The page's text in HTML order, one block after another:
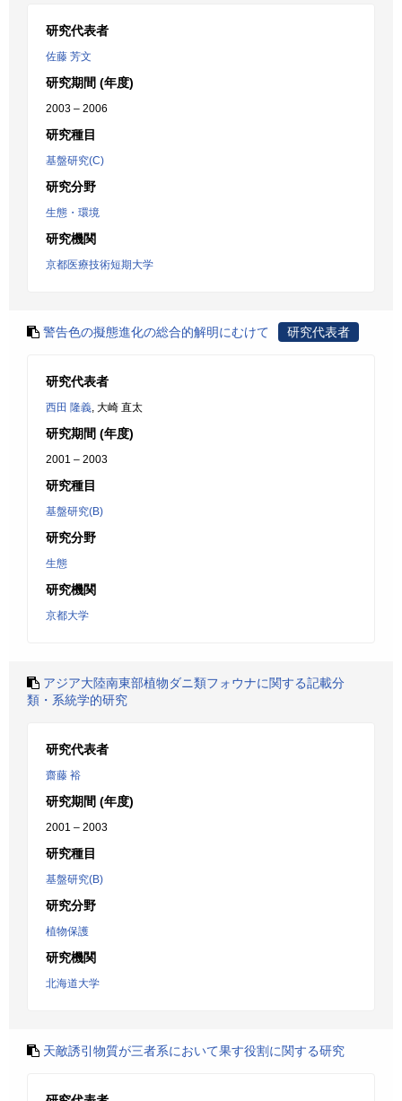
研究代表者
佐藤 芳文
研究期間 (年度)
2003 – 2006
研究種目
基盤研究(C)
研究分野
生態・環境
研究機関
京都医療技術短期大学
警告色の擬態進化の総合的解明にむけて 研究代表者
研究代表者
西田 隆義, 大崎 直太
研究期間 (年度)
2001 – 2003
研究種目
基盤研究(B)
研究分野
生態
研究機関
京都大学
アジア大陸南東部植物ダニ類フォウナに関する記載分
類・系統学的研究
研究代表者
齋藤 裕
研究期間 (年度)
2001 – 2003
研究種目
基盤研究(B)
研究分野
植物保護
研究機関
北海道大学
天敵誘引物質が三者系において果す役割に関する研究